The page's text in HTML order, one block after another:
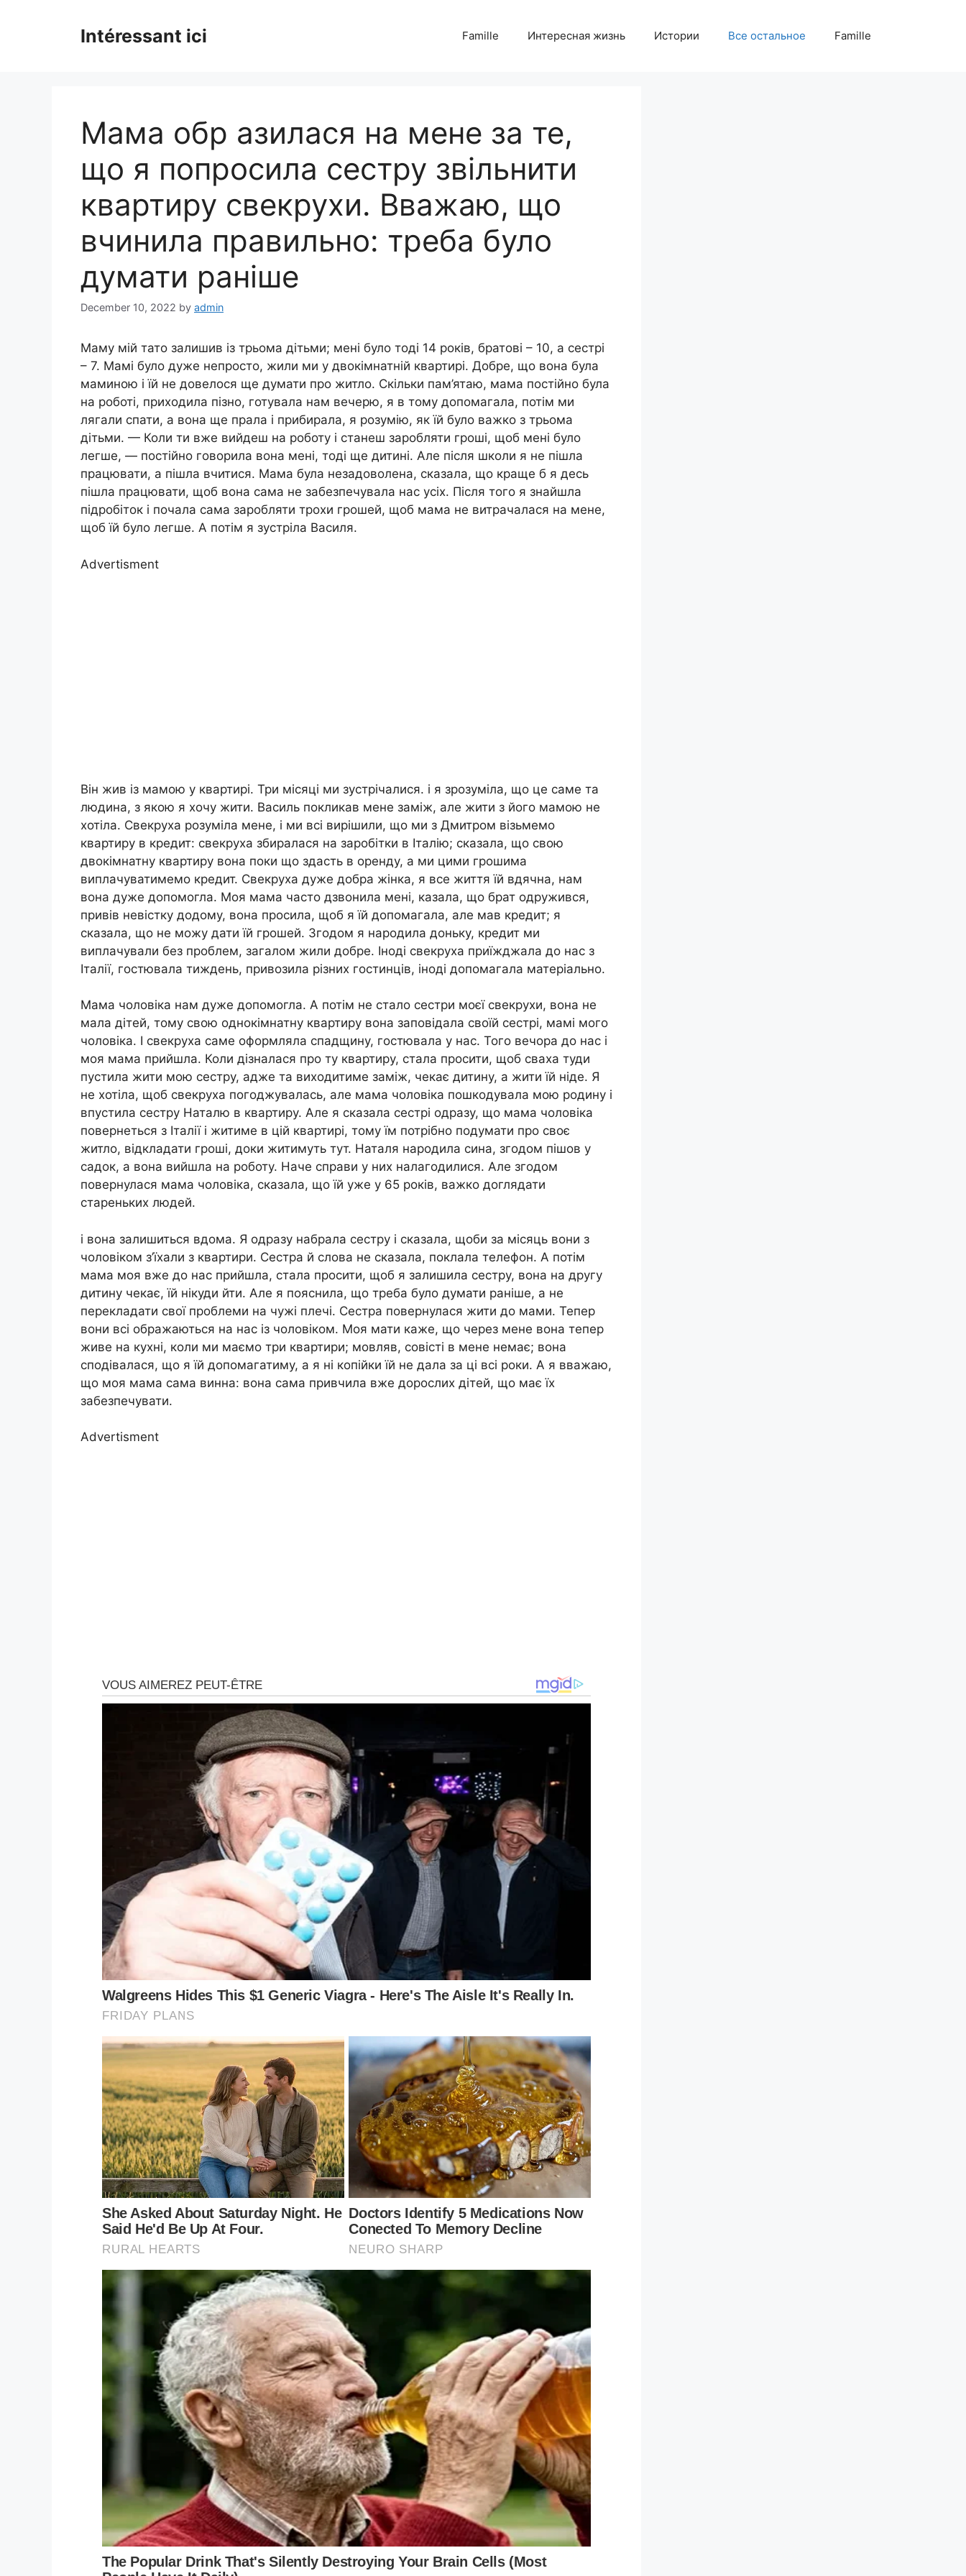
Intéressant ici Famille Интересная жизнь Истории Все остальное Famille
Мама обр азилася на мене за те,
що я попросила сестру звільнити
квартиру свекрухи. Вважаю, що
вчинила правильно: треба було
думати раніше
December 10, 2022 by admin
Маму мій тато залишив із трьома дітьми; мені було тоді 14 років, братові – 10, а сестрі
– 7. Мамі було дуже непросто, жили ми у двокімнатній квартирі. Добре, що вона була
маминою і їй не довелося ще думати про житло. Скільки пам’ятаю, мама постійно була
на роботі, приходила пізно, готувала нам вечерю, я в тому допомагала, потім ми
лягали спати, а вона ще прала і прибирала, я розумію, як їй було важко з трьома
дітьми. — Коли ти вже вийдеш на роботу і станеш заробляти гроші, щоб мені було
легше, — постійно говорила вона мені, тоді ще дитині. Але після школи я не пішла
працювати, а пішла вчитися. Мама була незадоволена, сказала, що краще б я десь
пішла працювати, щоб вона сама не забезпечувала нас усіх. Після того я знайшла
підробіток і почала сама заробляти трохи грошей, щоб мама не витрачалася на мене,
щоб їй було легше. А потім я зустріла Василя.
Advertisment
Він жив із мамою у квартирі. Три місяці ми зустрічалися. і я зрозуміла, що це саме та
людина, з якою я хочу жити. Василь покликав мене заміж, але жити з його мамою не
хотіла. Свекруха розуміла мене, і ми всі вирішили, що ми з Дмитром візьмемо
квартиру в кредит: свекруха збиралася на заробітки в Італію; сказала, що свою
двокімнатну квартиру вона поки що здасть в оренду, а ми цими грошима
виплачуватимемо кредит. Свекруха дуже добра жінка, я все життя їй вдячна, нам
вона дуже допомогла. Моя мама часто дзвонила мені, казала, що брат одружився,
привів невістку додому, вона просила, щоб я їй допомагала, але мав кредит; я
сказала, що не можу дати їй грошей. Згодом я народила доньку, кредит ми
виплачували без проблем, загалом жили добре. Іноді свекруха приїжджала до нас з
Італії, гостювала тиждень, привозила різних гостинців, іноді допомагала матеріально.
Мама чоловіка нам дуже допомогла. А потім не стало сестри моєї свекрухи, вона не
мала дітей, тому свою однокімнатну квартиру вона заповідала своїй сестрі, мамі мого
чоловіка. І свекруха саме оформляла спадщину, гостювала у нас. Того вечора до нас і
моя мама прийшла. Коли дізналася про ту квартиру, стала просити, щоб сваха туди
пустила жити мою сестру, адже та виходитиме заміж, чекає дитину, а жити їй ніде. Я
не хотіла, щоб свекруха погоджувалась, але мама чоловіка пошкодувала мою родину і
впустила сестру Наталю в квартиру. Але я сказала сестрі одразу, що мама чоловіка
повернеться з Італії і житиме в цій квартирі, тому їм потрібно подумати про своє
житло, відкладати гроші, доки житимуть тут. Наталя народила сина, згодом пішов у
садок, а вона вийшла на роботу. Наче справи у них налагодилися. Але згодом
повернулася мама чоловіка, сказала, що їй уже у 65 років, важко доглядати
стареньких людей.
і вона залишиться вдома. Я одразу набрала сестру і сказала, щоби за місяць вони з
чоловіком з’їхали з квартири. Сестра й слова не сказала, поклала телефон. А потім
мама моя вже до нас прийшла, стала просити, щоб я залишила сестру, вона на другу
дитину чекає, їй нікуди йти. Але я пояснила, що треба було думати раніше, а не
перекладати свої проблеми на чужі плечі. Сестра повернулася жити до мами. Тепер
вони всі ображаються на нас із чоловіком. Моя мати каже, що через мене вона тепер
живе на кухні, коли ми маємо три квартири; мовляв, совісті в мене немає; вона
сподівалася, що я їй допомагатиму, а я ні копійки їй не дала за ці всі роки. А я вважаю,
що моя мама сама винна: вона сама привчила вже дорослих дітей, що має їх
забезпечувати.
Advertisment